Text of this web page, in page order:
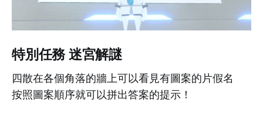
特別任務 迷宮解謎
四散在各個角落的牆上可以看見有圖案的片假名
按照圖案順序就可以拼出答案的提示！